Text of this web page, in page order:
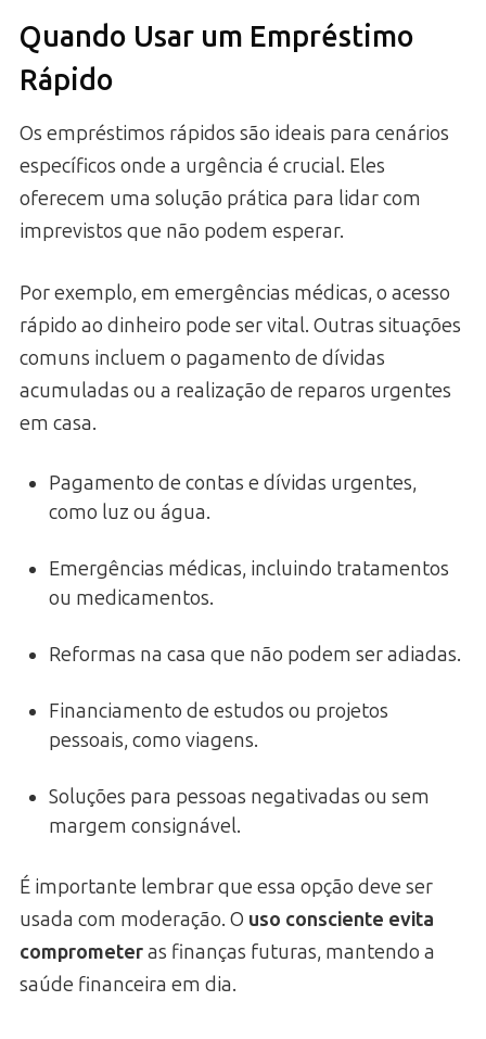
Quando Usar um Empréstimo
Rápido
Os empréstimos rápidos são ideais para cenários
específicos onde a urgência é crucial. Eles
oferecem uma solução prática para lidar com
imprevistos que não podem esperar.
Por exemplo, em emergências médicas, o acesso
rápido ao dinheiro pode ser vital. Outras situações
comuns incluem o pagamento de dívidas
acumuladas ou a realização de reparos urgentes
em casa.
Pagamento de contas e dívidas urgentes,
como luz ou água.
Emergências médicas, incluindo tratamentos
ou medicamentos.
Reformas na casa que não podem ser adiadas.
Financiamento de estudos ou projetos
pessoais, como viagens.
Soluções para pessoas negativadas ou sem
margem consignável.
É importante lembrar que essa opção deve ser
usada com moderação. O uso consciente evita
comprometeras finanças futuras, mantendo a
saúde financeira em dia.